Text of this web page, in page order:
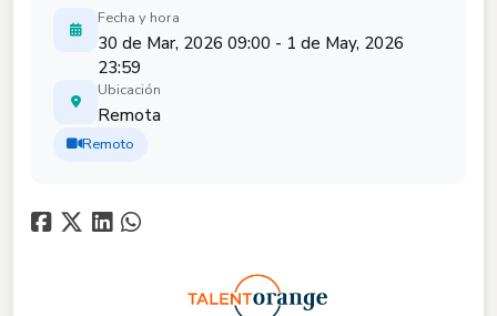
Fecha y hora
30 de Mar, 2026 09:00 - 1 de May, 2026
23:59
Ubicación
Remota
Remoto